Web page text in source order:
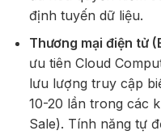
định tuyến dữ liệu.
Thương mại điện tử
ưu tiên Cloud
lưu lượng truy cập
10-20 lần trong các
Sale). Tính năng tự